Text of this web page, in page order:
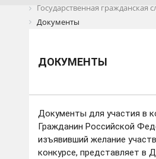
Государственная гражданская
Документы
ДОКУМЕНТЫ
Документы для участия в
Гражданин Российской
изъявивший желание
конкурсе, представляет в